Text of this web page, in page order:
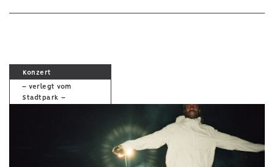
Konzert
– verlegt vom
Stadtpark –